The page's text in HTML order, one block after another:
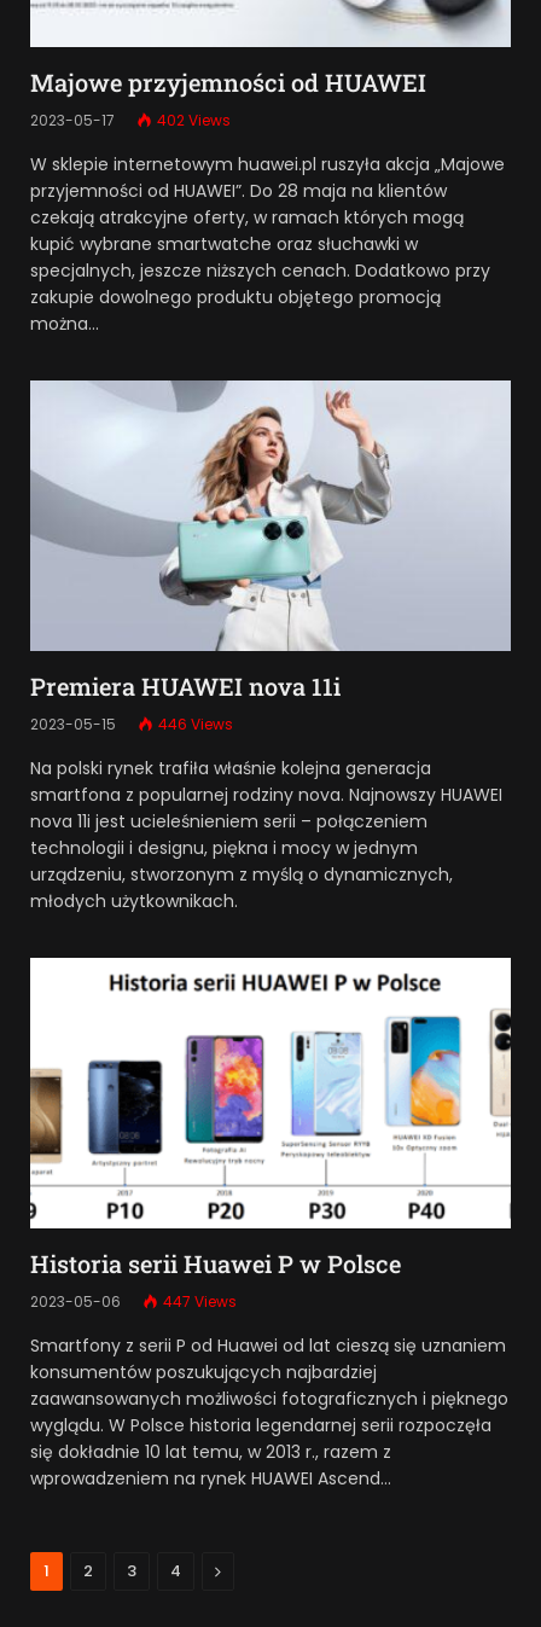
Majowe przyjemności od HUAWEI
2023-05-17 402Views
W sklepie internetowym huawei.pl ruszyła akcja „Majowe
przyjemności od HUAWEI”. Do 28 maja na klientów
czekają atrakcyjne oferty, w ramach których mogą
kupić wybrane smartwatche oraz słuchawki w
specjalnych, jeszcze niższych cenach. Dodatkowo przy
zakupie dowolnego produktu objętego promocją
można…
Premiera HUAWEI nova 11i
2023-05-15 446 Views
Na polski rynek trafiła właśnie kolejna generacja
smartfona z popularnej rodziny nova. Najnowszy HUAWEI
nova 11i jest ucieleśnieniem serii – połączeniem
technologii i designu, piękna i mocy w jednym
urządzeniu, stworzonym z myślą o dynamicznych,
młodych użytkownikach.
Historia serii Huawei P w Polsce
2023-05-06 447 Views
Smartfony z serii P od Huawei od lat cieszą się uznaniem
konsumentów poszukujących najbardziej
zaawansowanych możliwości fotograficznych i pięknego
wyglądu. W Polsce historia legendarnej serii rozpoczęła
się dokładnie 10 lat temu, w 2013 r., razem z
wprowadzeniem na rynek HUAWEI Ascend…
1 2 3 4 Next